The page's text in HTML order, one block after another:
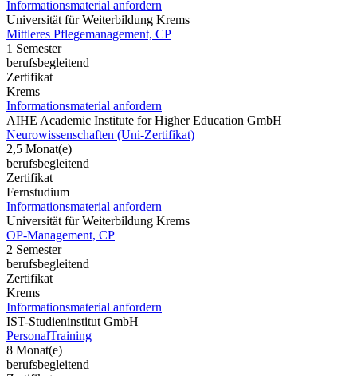
Informationsmaterial anfordern
Universität für Weiterbildung Krems
Mittleres Pflegemanagement, CP
1 Semester
berufsbegleitend
Zertifikat
Krems
Informationsmaterial anfordern
AIHE Academic Institute for Higher Education GmbH
Neurowissenschaften (Uni-Zertifikat)
2,5 Monat(e)
berufsbegleitend
Zertifikat
Fernstudium
Informationsmaterial anfordern
Universität für Weiterbildung Krems
OP-Management, CP
2 Semester
berufsbegleitend
Zertifikat
Krems
Informationsmaterial anfordern
IST-Studieninstitut GmbH
PersonalTraining
8 Monat(e)
berufsbegleitend